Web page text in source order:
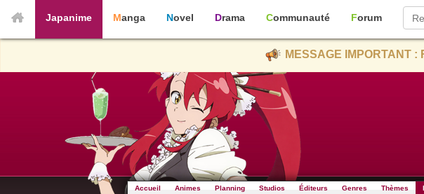
Japanime Manga Novel Drama Communauté Forum
MESSAGE IMPORTANT :
Accueil Animes Planning Studios Éditeurs Genres Thèmes